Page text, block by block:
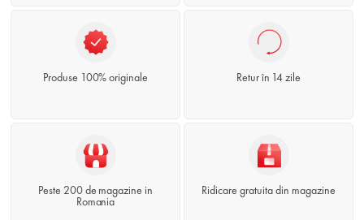
Produse 100% originale Retur în 14 zile
Peste 200 de magazine in
Romania
Ridicare gratuita din magazine